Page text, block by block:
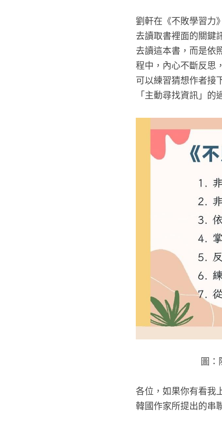
劉軒在《不敗學習力
去讀取書裡面的關鍵
去讀這本書，而是依
程中，內心不斷反思
可以練習猜想作者接
「主動尋找資訊」
圖：
各位，如果你有看我
韓國作家所提出的串